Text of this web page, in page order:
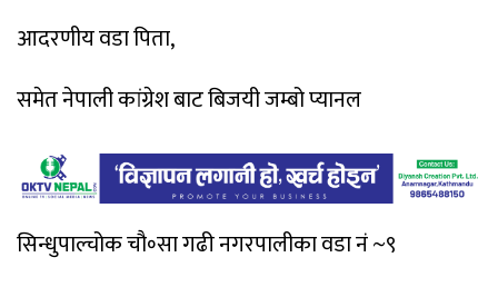
आदरणीय वडा पिता,
समेत नेपाली कांग्रेश बाट बिजयी जम्बो प्यानल
सिन्धुपाल्चोक चौ॰सा गढी नगरपालीका वडा नं ~९